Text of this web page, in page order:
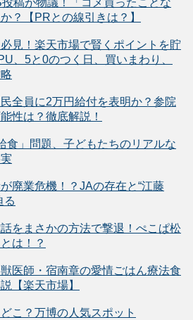
稿が物議！「コメ買ったことな
？【PRとの線引きは？】
見！楽天市場で賢くポイントを貯
、5と0のつく日、買いまわり、
全員に2万円給付を表明か？参院
性は？徹底解説！
食」問題、子どもたちのリアルな
廃業危機！？JAの存在と“江藤
る
をまさかの方法で撃退！ぺこぱ松
は！？
医師・宿南章の愛情ごはん療法食
【楽天市場】
こ？万博の人気スポット